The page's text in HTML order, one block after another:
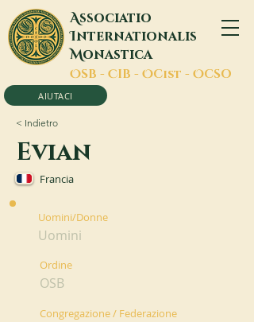
Associatio
Internationalis
Monastica
OSB - CIB - OCist - OCSO
AIUTACI
< Indietro
Evian
Francia
Uomini/Donne
Uomini
Ordine
OSB
Congregazione / Federazione